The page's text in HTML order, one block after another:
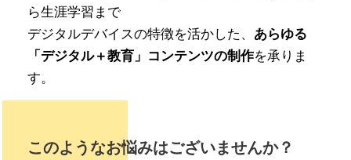
ら生涯学習まで
デジタルデバイスの特徴を活かした、 あらゆる
「デジタル＋教育」コンテンツの制作を承りま
す。
このようなお悩みはございませんか？